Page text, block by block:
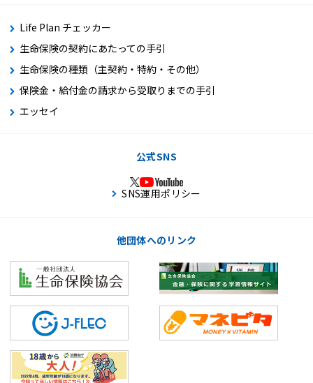
Life Plan チェッカー
生命保険の契約にあたっての手引
生命保険の種類（主契約・特約・その他）
保険金・給付金の請求から受取りまでの手引
エッセイ
公式SNS
SNS運用ポリシー
他団体へのリンク